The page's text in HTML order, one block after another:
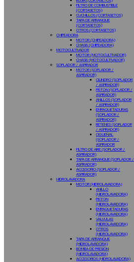
FILTRO DE COMBUSTIBLE
(CORTASETOS)
CUCHILLOS (CORTASETOS)
TAPA DE ARRANQUE
(CORTASETOS)
OTROS (CORTASETOS)
CHIPEADORA
MOTOR (CHIPEADORA)
CHASIS (CHIPEADORA)
MOTOCULTIVADOR
MOTOR (MOTOCULTIVADOR)
CHASIS (MOTOCULTIVADOR)
SOPLADOR / ASPIRADOR
MOTOR (SOPLADOR /
ASPIRADOR)
CILINDRO (SOPLADOR
/ ASPIRADOR)
PISTON (SOPLADOR /
ASPIRADOR)
ANILLOS (SOPLADOR
/ ASPIRADOR)
EMPAQUETADURAS
(SOPLADOR /
ASPIRADOR)
RETENES (SOPLADOR
/ ASPIRADOR)
CIGUEÑAL
(SOPLADOR /
ASPIRADOR
FILTRO DE AIRE (SOPLADOR /
ASPIRADOR)
TAPA DE ARRANQUE (SOPLADOR /
ASPIRADOR)
ACCESORIO (SOPLADOR /
ASPIRADOR)
HIDROLAVADORA
MOTOR (HIDROLAVADORA)
ANILLO
(HIDROLAVADORA)
PISTON
(HIDROLAVADORA)
EMPAQUETADURAS
(HIDROLAVADORA)
VALVULAS
(HIDROLAVADORA)
OTROS
(HIDROLAVADORA)
TAPA DE ARRANQUE
(HIDROLAVADORA)
BOMBA DE PRESION
(HIDROLAVADORA)
ACCESORIOS (HIDROLAVADORA)